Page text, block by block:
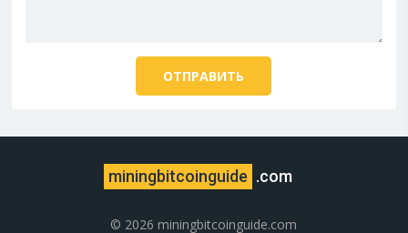
miningbitcoinguide .com
© 2026 miningbitcoinguide.com